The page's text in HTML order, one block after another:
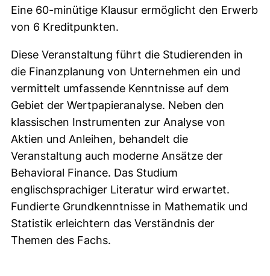
Eine 60-minütige Klausur ermöglicht den Erwerb
von 6 Kreditpunkten.
Diese Veranstaltung führt die Studierenden in
die Finanzplanung von Unternehmen ein und
vermittelt umfassende Kenntnisse auf dem
Gebiet der Wertpapieranalyse. Neben den
klassischen Instrumenten zur Analyse von
Aktien und Anleihen, behandelt die
Veranstaltung auch moderne Ansätze der
Behavioral Finance. Das Studium
englischsprachiger Literatur wird erwartet.
Fundierte Grundkenntnisse in Mathematik und
Statistik erleichtern das Verständnis der
Themen des Fachs.